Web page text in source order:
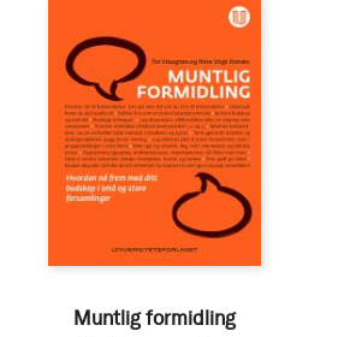
Muntlig formidling